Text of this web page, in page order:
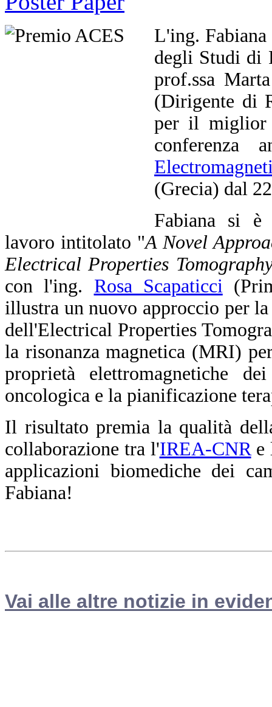
L'ing.
degli Studi di
prof.ssa
(Dirigente di
per il miglior
conferenza
(Grecia) dal
Fabiana si è
lavoro intitolato "A Novel
Electrical Properties
con l'ing. Rosa Scapaticci
illustra un nuovo approccio per
dell'Electrical Properties
la risonanza magnetica (MRI)
proprietà elettromagnetiche
oncologica e la pianificazione
Il risultato premia la qualità
collaborazione tra l'IREA-CNRe
applicazioni biomediche dei
Fabiana!
Vai alle altre notizie in